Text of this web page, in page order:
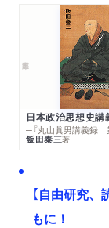
日本政治思想史講
飯田泰三著
【自由研究
もに！